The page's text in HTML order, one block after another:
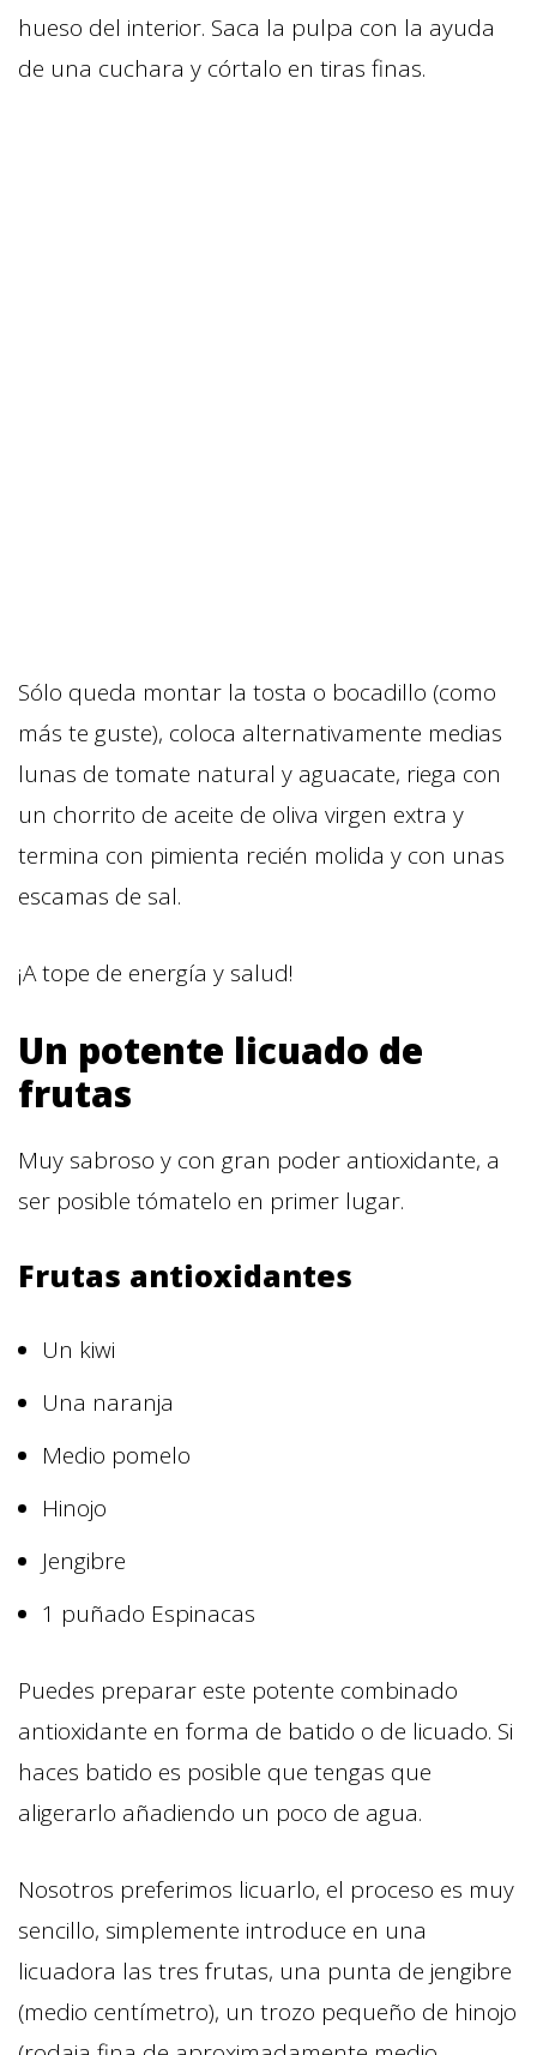
hueso del interior. Saca la pulpa con la ayuda
de una cuchara y córtalo en tiras finas.
Sólo queda montar la tosta o bocadillo (como
más te guste), coloca alternativamente medias
lunas de tomate natural y aguacate, riega con
un chorrito de aceite de oliva virgen extra y
termina con pimienta recién molida y con unas
escamas de sal.
¡A tope de energía y salud!
Un potente licuado de
frutas
Muy sabroso y con gran poder antioxidante, a
ser posible tómatelo en primer lugar.
Frutas antioxidantes
Un kiwi
Una naranja
Medio pomelo
Hinojo
Jengibre
1 puñado Espinacas
Puedes preparar este potente combinado
antioxidante en forma de batido o de licuado. Si
haces batido es posible que tengas que
aligerarlo añadiendo un poco de agua.
Nosotros preferimos licuarlo, el proceso es muy
sencillo, simplemente introduce en una
licuadora las tres frutas, una punta de jengibre
(medio centímetro), un trozo pequeño de hinojo